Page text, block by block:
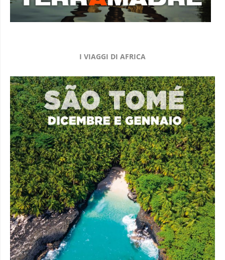
I VIAGGI DI AFRICA